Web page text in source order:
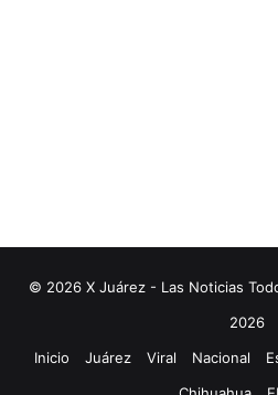
© 2026 X Juárez - Las Noticias
2026
Inicio
Juárez Viral Nacional